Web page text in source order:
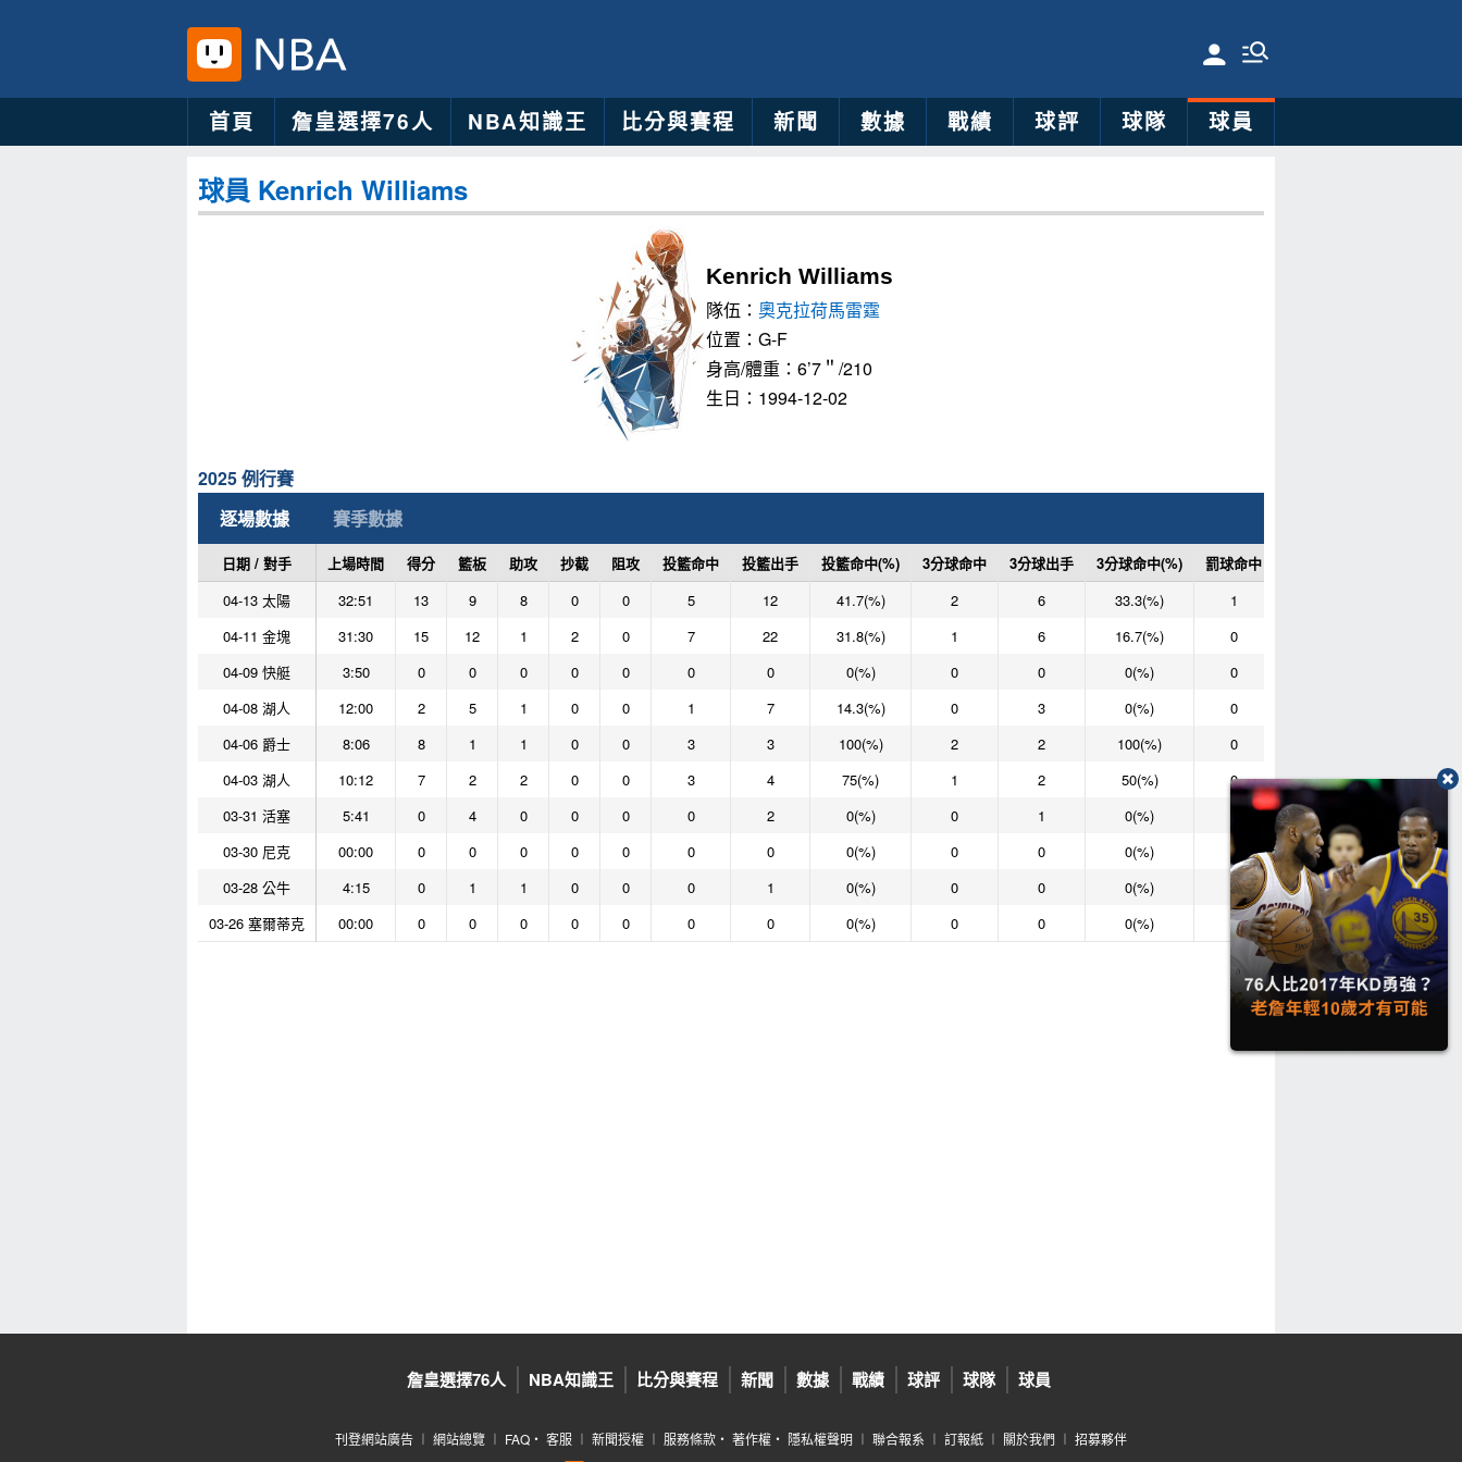
首頁 詹皇選擇76人 NBA知識王 比分與賽程 新聞 數據 戰績 球評 球隊 球員
球員 Kenrich Williams
Kenrich Williams
隊伍： 奧克拉荷馬雷霆
位置：G-F
身高/體重：6’7＂/210
生日：1994-12-02
2025 例行賽
逐場數據
賽季數據
日期 / 對手 上場時間 得分 籃板 助攻 抄截 阻攻 投籃命中 投籃出手 投籃命中(%) 3分球命中 3分球出手 3分球命中(%) 罰球命中
04-13 太陽
32:51 13 9 8 0 0 5 12 41.7(%) 2 6 33.3(%) 1
04-11 金塊
31:30 15 12 1 2 0 7 22 31.8(%) 1 6 16.7(%) 0
04-09 快艇
3:50 0 0 0 0 0 0 0 0(%) 0 0 0(%) 0
04-08 湖人
12:00 2 5 1 0 0 1 7 14.3(%) 0 3 0(%) 0
04-06 爵士
8:06 8 1 1 0 0 3 3 100(%) 2 2 100(%) 0
04-03 湖人
10:12 7 2 2 0 0 3 4 75(%) 1 2 50(%) 0 0
0(%)
03-31 活塞
5:41 0 4 0 0 0 0 2 0(%) 0 1 0(%) 0
0(%)
03-30 尼克
00:00 0 0 0 0 0 0 0 0(%) 0 0 0(%) 0 0
0(%)
03-28 公牛
4:15 0 1 1 0 0 0 1 0(%) 0 0 0(%) 0 0
0(%)
03-26 塞爾蒂克
00:00 0 0 0 0 0 0 0 0(%) 0 0 0(%) 0 0 0(%)
詹皇選擇76人 NBA知識王 比分與賽程 新聞 數據 戰績 球評 球隊 球員
刊登網站廣告 ︱ 網站總覽 ︱ FAQ ‧ 客服 ︱ 新聞授權 ︱ 服務條款 ‧ 著作權 ‧ 隱私權聲明 ︱ 聯合報系 ︱ 訂報紙 ︱ 關於我們 ︱ 招募夥伴